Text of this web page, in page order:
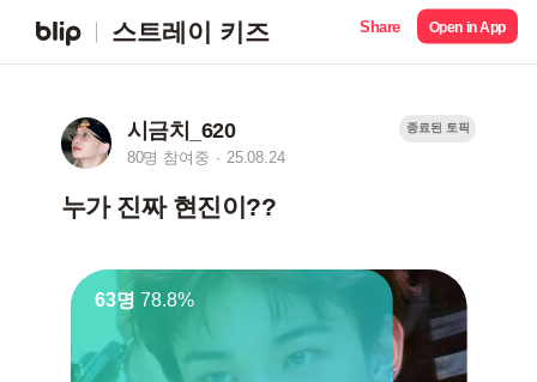
스트레이 키즈 Share Open in App
시금치_620
80명 참여중 25.08.24
종료된 토픽
누가 진짜 현진이??
63명 78.8%